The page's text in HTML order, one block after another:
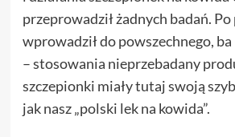
przeprowadził żadnych badań.
wprowadził do powszechnego,
– stosowania nieprzebadany
szczepionki miały tutaj swoją
jak nasz „polski lek na kowida”.